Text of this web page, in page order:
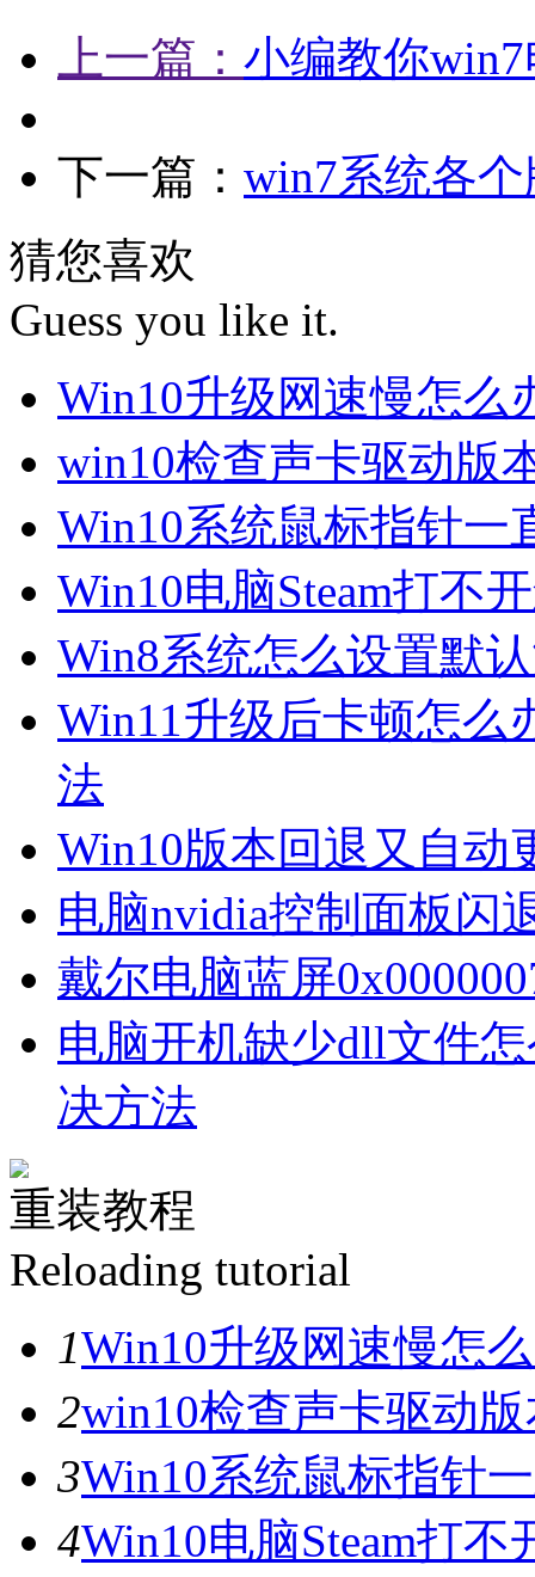
上一篇： 小编教你
下一篇： win7系统各
猜您喜欢
Guess you like it.
Win10升级网速慢怎么
win10检查声卡驱动版
Win10系统鼠标指针一
Win10电脑Steam打不
Win8系统怎么设置默
Win11升级后卡顿怎么
法
Win10版本回退又自动
电脑nvidia控制面板闪
戴尔电脑蓝屏
电脑开机缺少dll文件
决方法
重装教程
Reloading tutorial
1Win10升级网速慢怎
2win10检查声卡驱动
3Win10系统鼠标指针
4Win10电脑Steam打